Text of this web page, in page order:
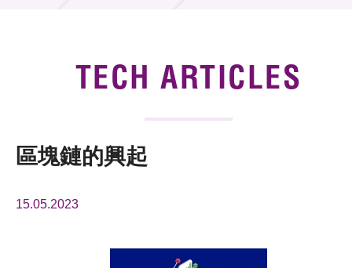
Tech Articles
TECH ARTICLES
區塊鏈的興起
15.05.2023